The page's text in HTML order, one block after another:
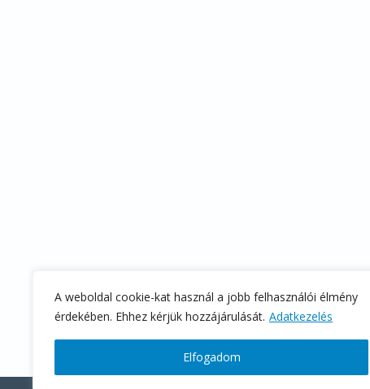
A weboldal cookie-kat használ a jobb felhasználói élmény
érdekében. Ehhez kérjük hozzájárulását. Adatkezelés
Elfogadom